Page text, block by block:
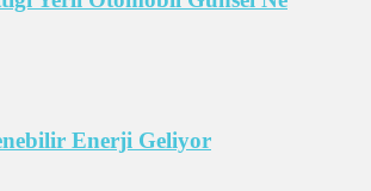
Enerji Geliyor